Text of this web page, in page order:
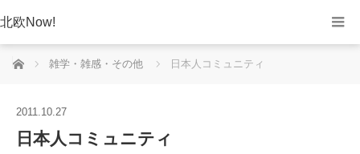
北欧Now!
ホーム 雑学・雑感・その他 日本人コミュニティ
2011.10.27
日本人コミュニティ